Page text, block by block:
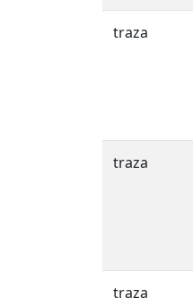
traza
traza
traza